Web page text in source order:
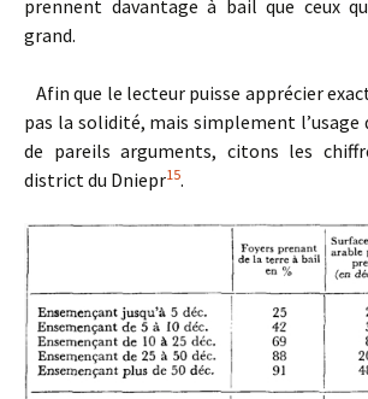
prennent davantage à bail que ceux
grand.
Afin que le lecteur puisse apprécier
pas la solidité, mais simplement l’usage
de pareils arguments, citons les
district du Dniepr15.